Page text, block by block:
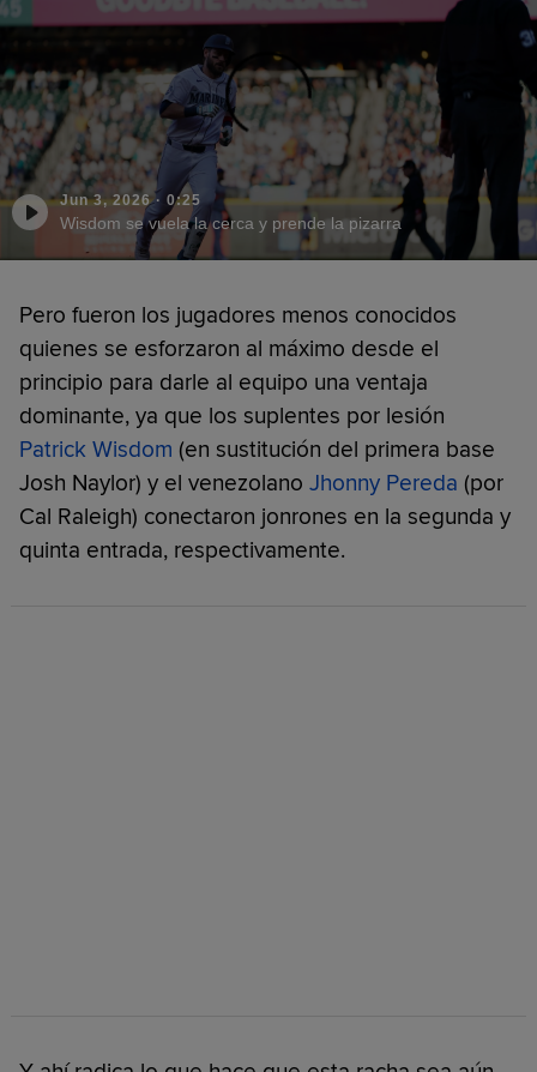
Jun 3, 2026· 0:25
Wisdom se vuela la cerca y prende la pizarra
Pero fueron los jugadores menos conocidos
quienes se esforzaron al máximo desde el
principio para darle al equipo una ventaja
dominante, ya que los suplentes por lesión
Patrick Wisdom (en sustitución del primera base
Josh Naylor) y el venezolano Jhonny Pereda (por
Cal Raleigh) conectaron jonrones en la segunda y
quinta entrada, respectivamente.